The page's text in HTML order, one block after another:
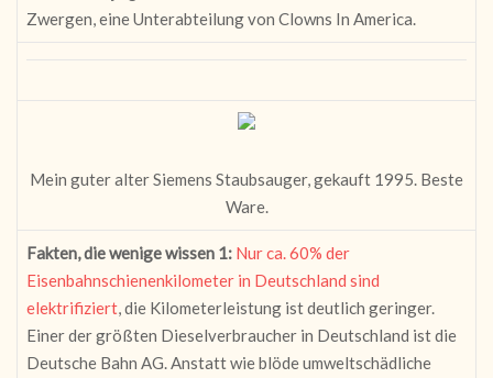
Zwergen, eine Unterabteilung von Clowns In America.
Mein guter alter Siemens Staubsauger, gekauft 1995. Beste
Ware.
Fakten, die wenige wissen 1: Nur ca. 60% der
Eisenbahnschienenkilometer in Deutschland sind
elektrifiziert, die Kilometerleistung ist deutlich geringer.
Einer der größten Dieselverbraucher in Deutschland ist die
Deutsche Bahn AG. Anstatt wie blöde umweltschädliche